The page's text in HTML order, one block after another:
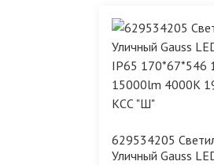
629534205
Уличный Gauss